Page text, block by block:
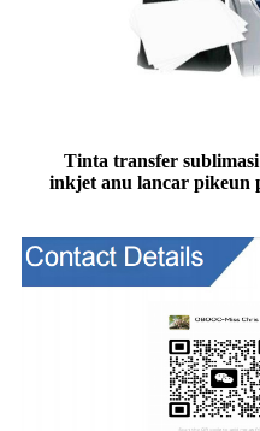
Tinta transfer
inkjet anu lancar pikeun